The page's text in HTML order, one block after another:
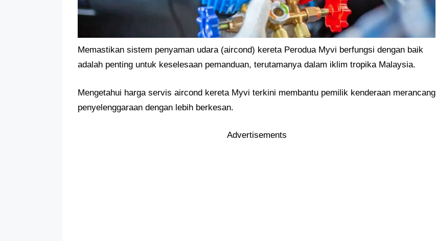
Memastikan sistem penyaman udara (aircond) kereta Perodua Myvi berfungsi dengan baik
adalah penting untuk keselesaan pemanduan, terutamanya dalam iklim tropika Malaysia.
Mengetahui harga servis aircond kereta Myvi terkini membantu pemilik kenderaan merancang
penyelenggaraan dengan lebih berkesan.
Advertisements